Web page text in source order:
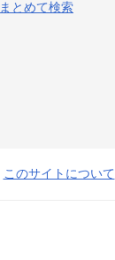
まとめて検索
このサイトについて